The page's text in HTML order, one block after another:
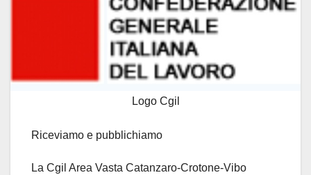
Logo Cgil
Riceviamo e pubblichiamo
La Cgil Area Vasta Catanzaro-Crotone-Vibo